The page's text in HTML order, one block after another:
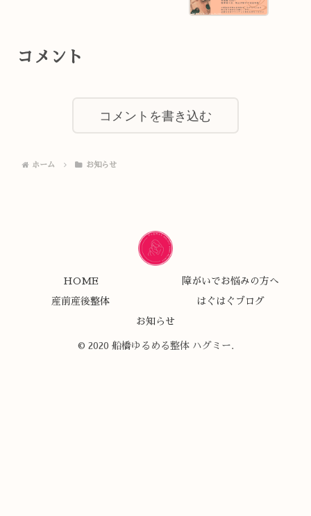
コメント
コメントを書き込む
ホーム お知らせ
HOME 障がいでお悩みの方へ
産前産後整体 はぐはぐブログ
お知らせ
© 2020 船橋ゆるめる整体 ハグミー.